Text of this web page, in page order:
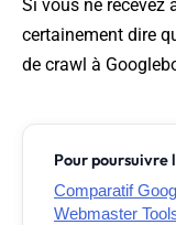
Si vous ne recevez
certainement dire
de crawl à
Pour poursuivre
Comparatif
Webmaster